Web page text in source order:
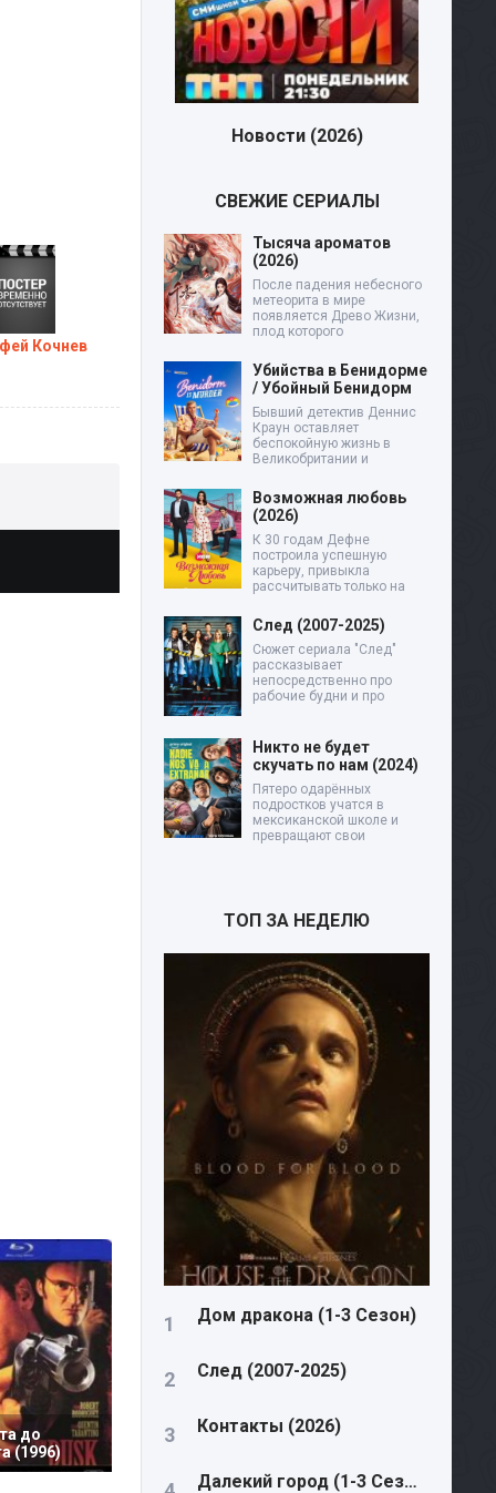
Кочнев
до
(1996)
Новости (2026)
СВЕЖИЕ СЕРИАЛЫ
Тысяча ароматов
(2026)
После падения небесного
метеорита в мире
появляется Древо Жизни,
плод которого
Убийства в Бенидорме
/ Убойный Бенидорм
Бывший детектив Деннис
Краун оставляет
беспокойную жизнь в
Великобритании и
Возможная любовь
(2026)
К 30 годам Дефне
построила успешную
карьеру, привыкла
рассчитывать только на
След (2007-2025)
Сюжет сериала "След"
рассказывает
непосредственно про
рабочие будни и про
Никто не будет
скучать по нам (2024)
Пятеро одарённых
подростков учатся в
мексиканской школе и
превращают свои
ТОП ЗА НЕДЕЛЮ
Дом дракона (1-3 Сезон)
След (2007-2025)
Контакты (2026)
Далекий город (1-3 Сезон)